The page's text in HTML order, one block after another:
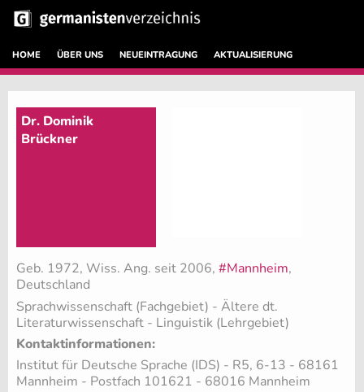
HOME ÜBER UNS NEUEINTRAGUNG AKTUALISIERUNG
Dr. Dominik
Brückner
Geb. 1972, Wiss. Ang. seit 2006, #Mannheim,
Deutschland
Sprachwissenschaft (Fachgebiet) - Ältere dt.
Literaturwissenschaft - Linguistik (Lehrgebiet)
Kontaktinformationen:
Institut für Deutsche Sprache (IDS) - R5, 6-13 - 68161
Mannheim - Postfach 101621 - 68016 Mannheim